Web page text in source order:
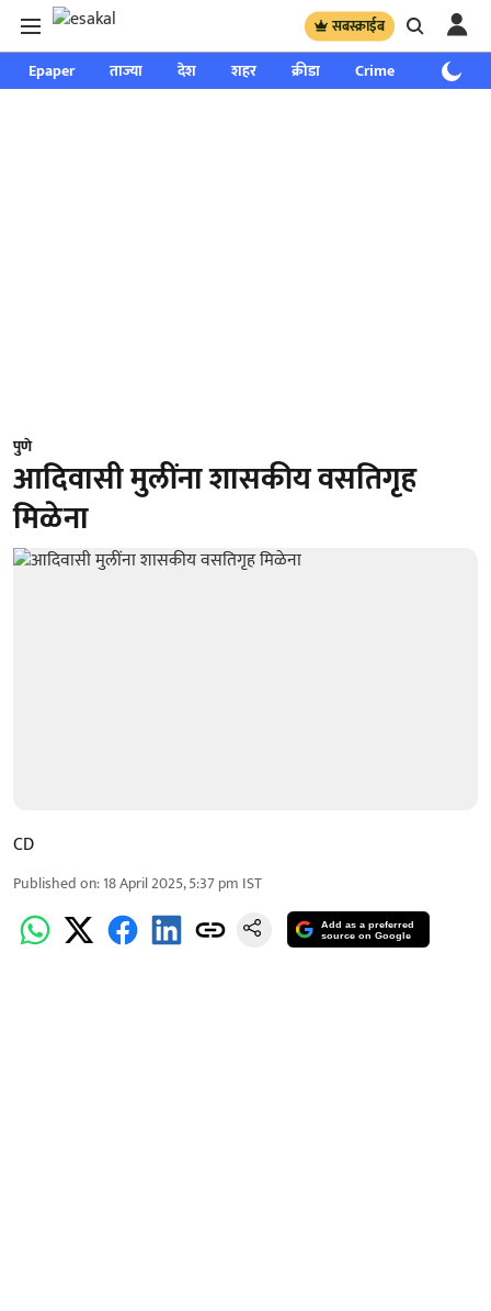
सबस्क्राईब
Epaper ताज्या देश शहर क्रीडा Crime साप्ताहिक
पुणे
आदिवासी मुलींना शासकीय वसतिगृह
मिळेना
CD
Published on:18 April 2025, 5:37 pm IST
Add as a preferred
source on Google